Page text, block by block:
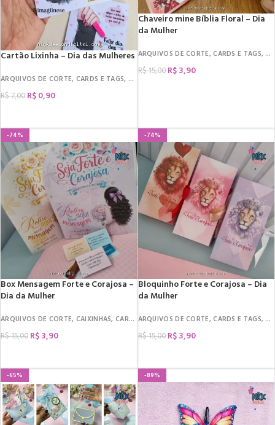
Cartão Lixinha – Dia das Mulheres
ARQUIVOS DE CORTE, CARDS E TAGS, DATAS COMEMORATIVAS
R$7,00 R$0,90
Chaveiro mine Bíblia Floral – Dia
da Mulher
ARQUIVOS DE CORTE,CARDS E TAGS,
R$15,00 R$3,90
-74%
Box Mensagem Forte e Corajosa –
Dia da Mulher
ARQUIVOS DE CORTE, CAIXINHAS, CARDS E TAGS ,DATAS COMEMORATIVAS, DIA
R$15,00 R$3,90
-74%
Bloquinho Forte e Corajosa – Dia
da Mulher
ARQUIVOS DE CORTE,CARDS E TAGS,
R$15,00 R$3,90
-65% -89%